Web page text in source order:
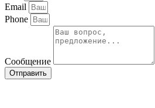
Email
Phone
Сообщение
Отправить